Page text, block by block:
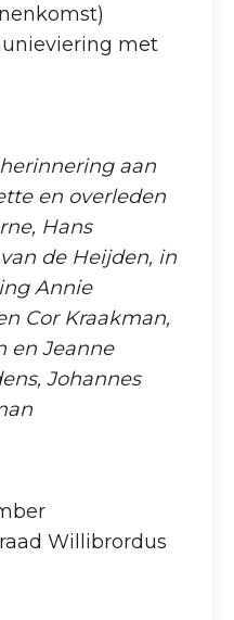
met
aan
en overleden
Hans
de Heijden, in
Annie
Cor Kraakman,
en Jeanne
Johannes
Willibrordus